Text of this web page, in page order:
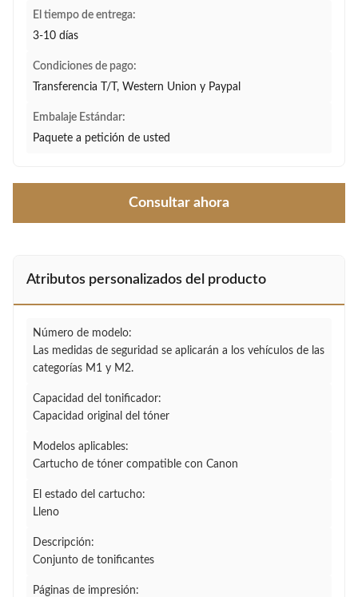
El tiempo de entrega:
3-10 días
Condiciones de pago:
Transferencia T/T, Western Union y Paypal
Embalaje Estándar:
Paquete a petición de usted
Consultar ahora
Atributos personalizados del producto
Número de modelo:
Las medidas de seguridad se aplicarán a los vehículos de las
categorías M1 y M2.
Capacidad del tonificador:
Capacidad original del tóner
Modelos aplicables:
Cartucho de tóner compatible con Canon
El estado del cartucho:
Lleno
Descripción:
Conjunto de tonificantes
Páginas de impresión: